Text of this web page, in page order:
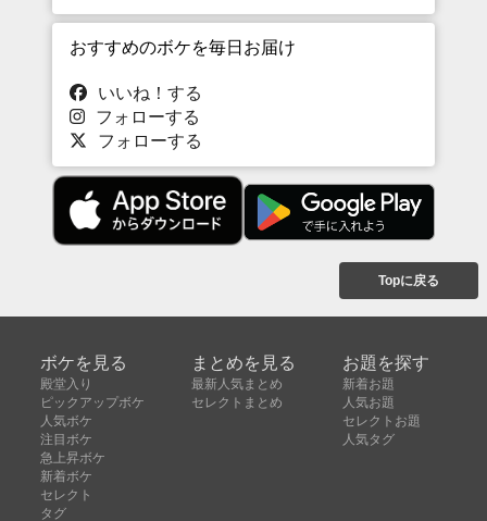
おすすめのボケを毎日お届け
いいね！する
フォローする
フォローする
Topに戻る
ボケを見る
殿堂入り
ピックアップボケ
人気ボケ
注目ボケ
急上昇ボケ
新着ボケ
セレクト
タグ
まとめを見る
最新人気まとめ
セレクトまとめ
お題を探す
新着お題
人気お題
セレクトお題
人気タグ